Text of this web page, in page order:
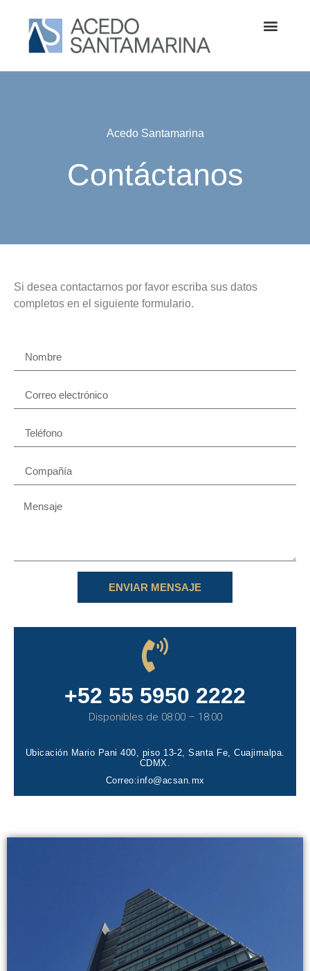
Acedo Santamarina
Contáctanos
Si desea contactarnos por favor escriba sus datos
completos en el siguiente formulario.
ENVIAR MENSAJE
+52 55 5950 2222
Disponibles de 08:00 – 18:00
Ubicación Mario Pani 400, piso 13-2, Santa Fe, Cuajimalpa.
CDMX.
Correo:info@acsan.mx